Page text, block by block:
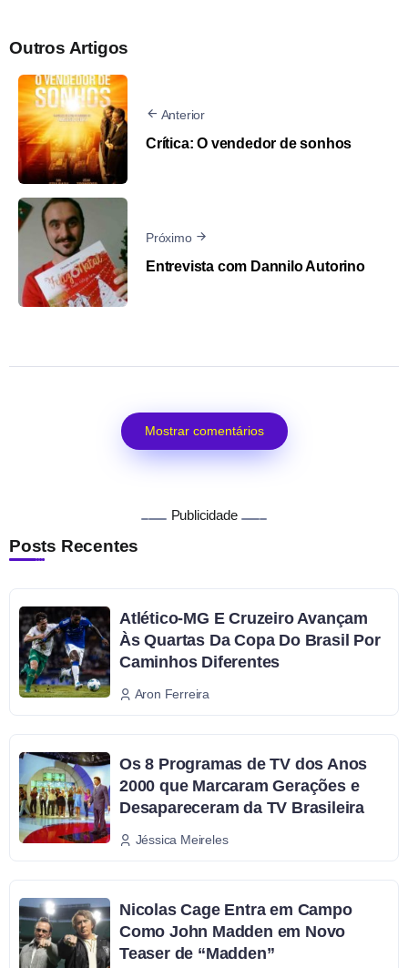
Outros Artigos
Anterior
Crítica: O vendedor de sonhos
Próximo
Entrevista com Dannilo Autorino
Mostrar comentários
Publicidade
Posts Recentes
Atlético-MG E Cruzeiro Avançam
Às Quartas Da Copa Do Brasil Por
Caminhos Diferentes
Aron Ferreira
Os 8 Programas de TV dos Anos
2000 que Marcaram Gerações e
Desapareceram da TV Brasileira
Jéssica Meireles
Nicolas Cage Entra em Campo
Como John Madden em Novo
Teaser de “Madden”